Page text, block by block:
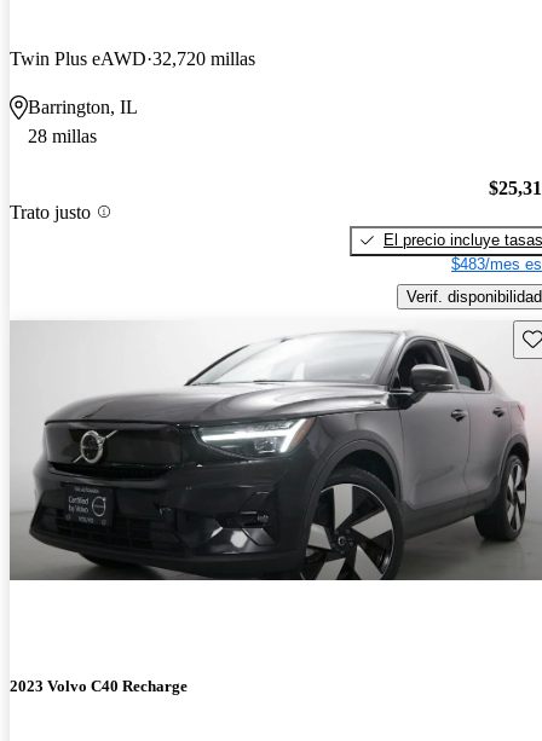
Twin Plus eAWD 32,720 millas
Barrington, IL
28 millas
Trato justo
El precio incluye tasas
$483/mes
Verif. disponibilidad
2023 Volvo C40 Recharge